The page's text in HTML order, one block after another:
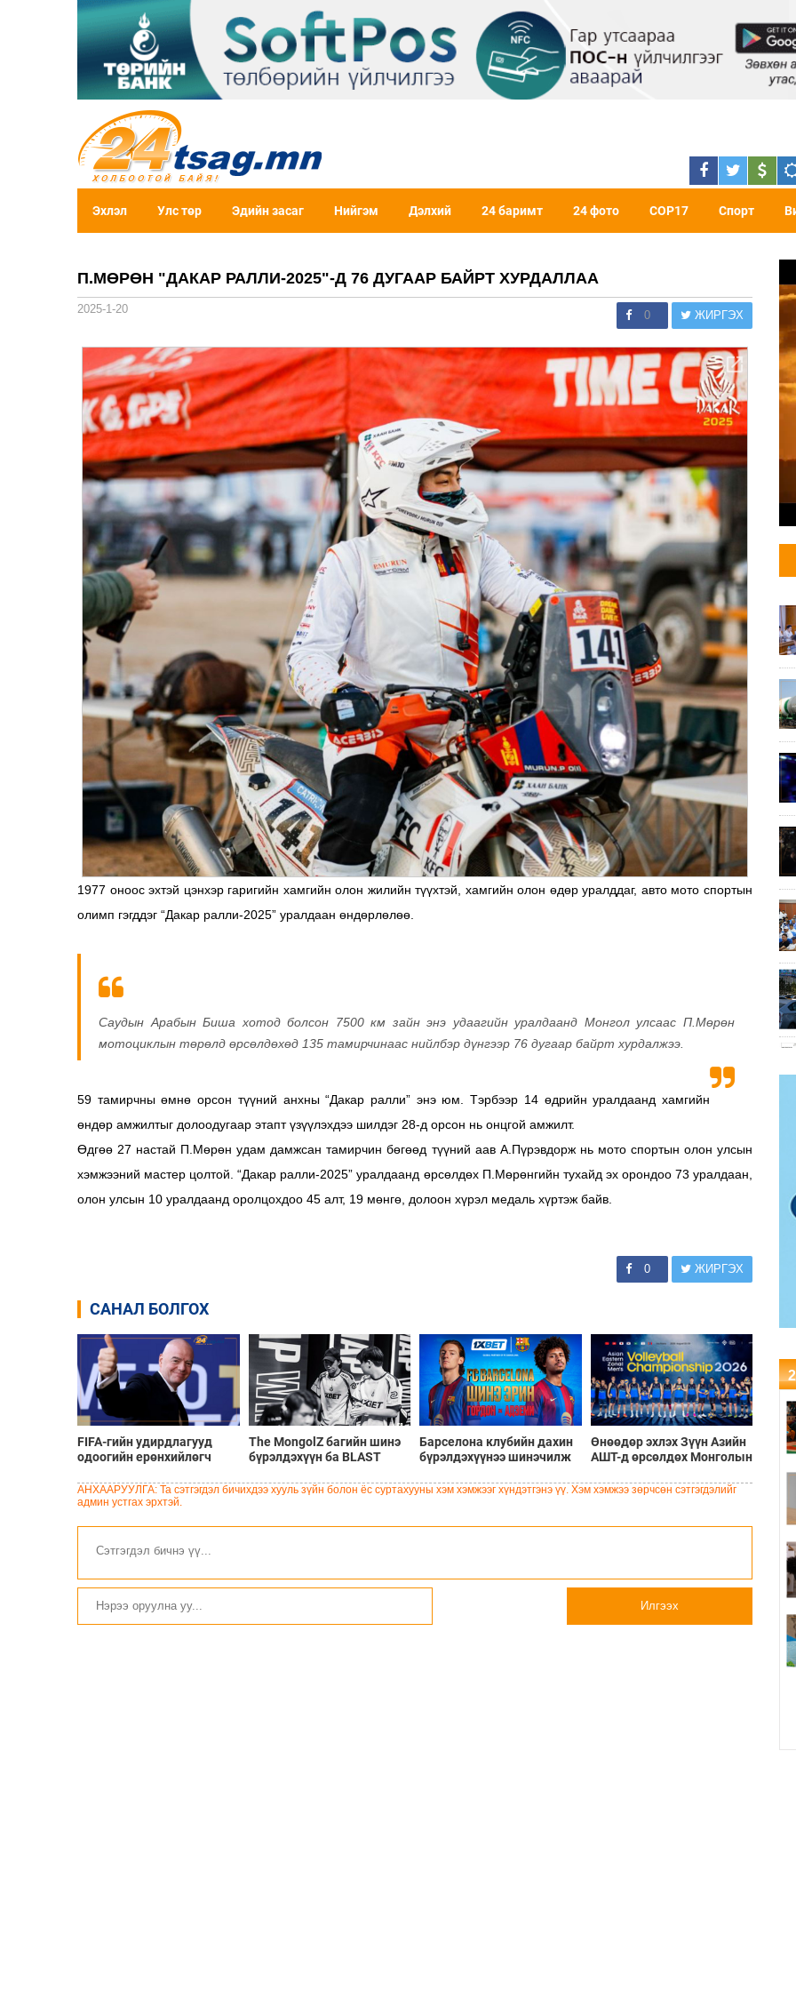
Эхлэл Улс төр Эдийн засаг Нийгэм Дэлхий 24 баримт 24 фото COP17 Спорт
П.МӨРӨН "ДАКАР РАЛЛИ-2025"-Д 76 ДУГААР БАЙРТ ХУРДАЛЛАА
2025-1-20 0 ЖИРГЭХ
1977 оноос эхтэй цэнхэр гаригийн хамгийн олон жилийн түүхтэй, хамгийн олон өдөр уралддаг, авто мото спортын
олимп гэгддэг “Дакар ралли-2025” уралдаан өндөрлөлөө.
Саудын Арабын Биша хотод болсон 7500 км зайн энэ удаагийн уралдаанд Монгол улсаас П.Мөрөн
мотоциклын төрөлд өрсөлдөхөд 135 тамирчинаас нийлбэр дүнгээр 76 дугаар байрт хурдалжээ.
59 тамирчны өмнө орсон түүний анхны “Дакар ралли” энэ юм. Тэрбээр 14 өдрийн уралдаанд хамгийн
өндөр амжилтыг долоодугаар этапт үзүүлэхдээ шилдэг 28-д орсон нь онцгой амжилт.
Өдгөө 27 настай П.Мөрөн удам дамжсан тамирчин бөгөөд түүний аав А.Пүрэвдорж нь мото спортын олон улсын
хэмжээний мастер цолтой. “Дакар ралли-2025” уралдаанд өрсөлдөх П.Мөрөнгийн тухайд эх орондоо 73 уралдаан,
олон улсын 10 уралдаанд оролцохдоо 45 алт, 19 мөнгө, долоон хүрэл медаль хүртэж байв.
0 ЖИРГЭХ
САНАЛ БОЛГОХ
FIFA-гийн удирдлагууд
одоогийн ерөнхийлөгч
дэмжлэг үзүүлж, огцрох
шаардлагыг няцаав
The MongolZ багийн шинэ
бүрэлдэхүүн ба BLAST
тэмцээний тойм
Барселона клубийн дахин
бүрэлдэхүүнээ шинэчилж
цонх
Өнөөдөр эхлэх Зүүн Азийн
АШТ-д өрсөлдөх Монголын
бүрэлдэхүүн
АНХААРУУЛГА: Та сэтгэгдэл бичихдээ хууль зүйн болон ёс суртахууны хэм хэмжээг хүндэтгэнэ үү. Хэм хэмжээ зөрчсөн сэтгэгдэлийг
админ устгах эрхтэй.
Илгээх